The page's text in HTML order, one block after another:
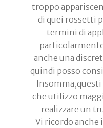
troppo
di quei rossetti
termini di
anche una
quindi posso
che utilizzo
realizzare un
Vi ricordo anche